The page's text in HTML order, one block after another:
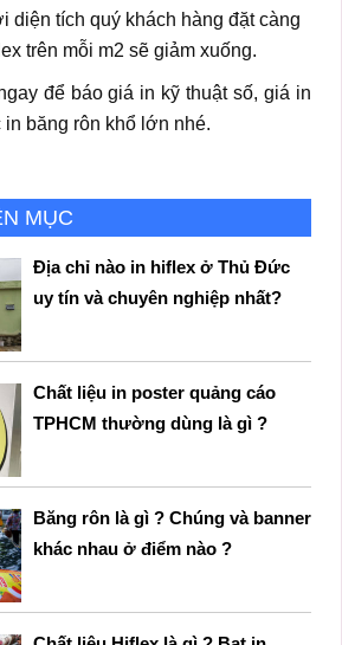
diện tích quý khách hàng đặt càng
trên mỗi m2 sẽ giảm xuống.
để báo giá in kỹ thuật số, giá in
in băng rôn khổ lớn nhé.
MỤC
Địa chỉ nào in hiflex ở Thủ Đức
uy tín và chuyên nghiệp nhất?
Chất liệu in poster quảng cáo
TPHCM thường dùng là gì ?
Băng rôn là gì ? Chúng và banner
khác nhau ở điểm nào ?